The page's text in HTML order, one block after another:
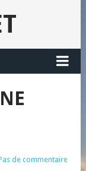
de commentaire